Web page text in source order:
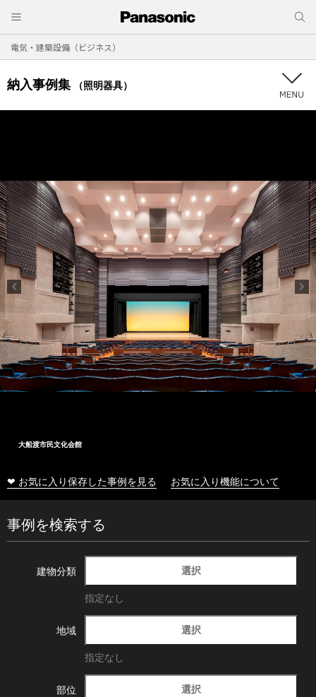
電気・建築設備（ビジネス）
納入事例集 （照明器具）
大船渡市民文化会館
❤ お気に入り保存した事例を見る お気に入り機能について
事例を検索する
建物分類 選択
指定なし
地域 選択
指定なし
部位 選択